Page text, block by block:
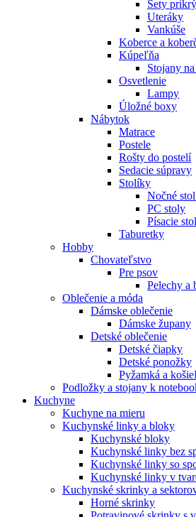
Sety
Uteráky
Vankúše
Koberce a
Kúpeľňa
Stojany
Osvetlenie
Lampy
Úložné boxy
Nábytok
Matrace
Postele
Rošty do postelí
Sedacie súpravy
Stolíky
Nočné
PC stoly
Písacie
Taburetky
Hobby
Chovateľstvo
Pre psov
Pelechy a
Oblečenie a móda
Dámske oblečenie
Dámske župany
Detské oblečenie
Detské čiapky
Detské ponožky
Pyžamká a
Podložky a stojany k
Kuchyne
Kuchyne na mieru
Kuchynské linky a bloky
Kuchynské bloky
Kuchynské linky bez
Kuchynské linky so
Kuchynské linky v
Kuchynské skrinky a
Horné skrinky